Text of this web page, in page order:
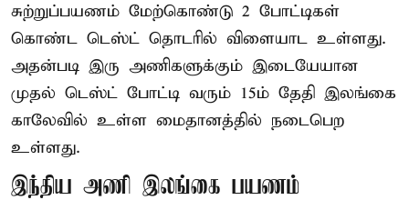
சுற்றுப்பயணம் மேற்கொண்டு 2 போட்டிகள்
கொண்ட டெஸ்ட் தொடரில் விளையாட உள்ளது.
அதன்படி இரு அணிகளுக்கும் இடையேயான
முதல் டெஸ்ட் போட்டி வரும் 15ம் தேதி இலங்கை
காலேவில் உள்ள மைதானத்தில் நடைபெற
உள்ளது.
இந்திய அணி இலங்கை பயணம்